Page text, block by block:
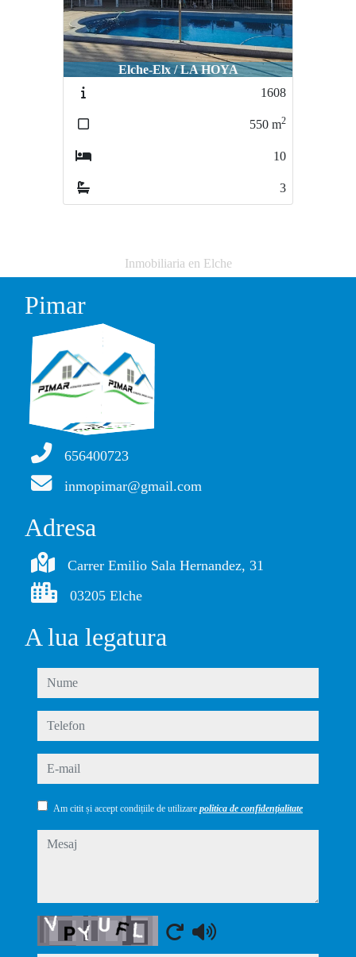
Elche-Elx / LA HOYA
1608
550 m2
10
3
Inmobiliaria en Elche
Pimar
656400723
inmopimar@gmail.com
Adresa
Carrer Emilio Sala Hernandez, 31
03205 Elche
A lua legatura
nume
telefon
e-mail
Am citit și accept condițiile de utilizare politica de confidențialitate
mesaj
Captcha